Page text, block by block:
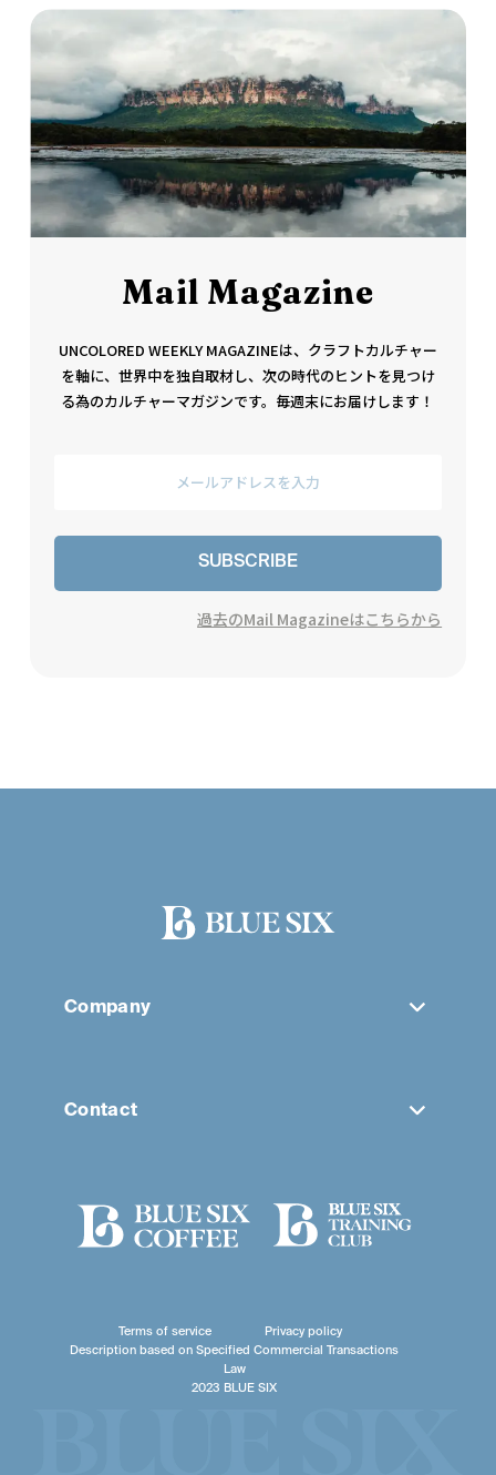
Mail Magazine
UNCOLORED WEEKLY MAGAZINEは、クラフトカルチャー
を軸に、世界中を独自取材し、次の時代のヒントを見つけ
る為のカルチャーマガジンです。毎週末にお届けします！
SUBSCRIBE
過去のMail Magazineはこちらから
Company
Contact
Terms of service
Privacy policy
Description based on Specified Commercial Transactions
Law
2023 BLUE SIX